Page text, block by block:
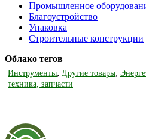
Промышленное
Благоустройство
Упаковка
Строительные конструкции
Облако тегов
Инструменты, Другие товары,
техника, запчасти